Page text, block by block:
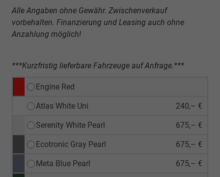
Alle Angaben ohne Gewähr. Zwischenverkauf
vorbehalten. Finanzierung und Leasing auch ohne
Anzahlung möglich!
***Kurzfristig lieferbare Fahrzeuge auf Anfrage.***
Engine Red
Atlas White Uni 240,– €
Serenity White Pearl 675,– €
Ecotronic Gray Pearl 675,– €
Meta Blue Pearl 675,– €